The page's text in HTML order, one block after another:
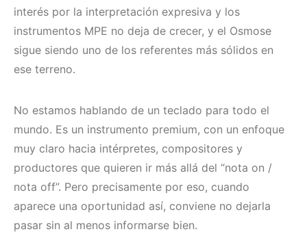
interés por la interpretación expresiva y los
instrumentos MPE no deja de crecer, y el Osmose
sigue siendo uno de los referentes más sólidos en
ese terreno.
No estamos hablando de un teclado para todo el
mundo. Es un instrumento premium, con un enfoque
muy claro hacia intérpretes, compositores y
productores que quieren ir más allá del “nota on /
nota off”. Pero precisamente por eso, cuando
aparece una oportunidad así, conviene no dejarla
pasar sin al menos informarse bien.